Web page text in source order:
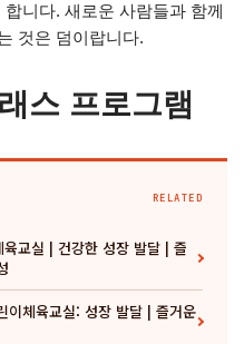
니다. 새로운 사람들과 함께
것은 덤이랍니다.
스 프로그램
RELATED
교실 | 건강한 성장 발달 | 즐
이체육교실: 성장 발달 | 즐거운